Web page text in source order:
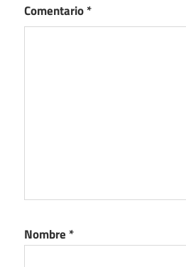
Comentario*
Nombre *